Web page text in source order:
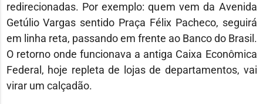
redirecionadas. Por exemplo: quem vem da Avenida
Getúlio Vargas sentido Praça Félix Pacheco, seguirá
em linha reta, passando em frente ao Banco do Brasil.
O retorno onde funcionava a antiga Caixa Econômica
Federal, hoje repleta de lojas de departamentos, vai
virar um calçadão.